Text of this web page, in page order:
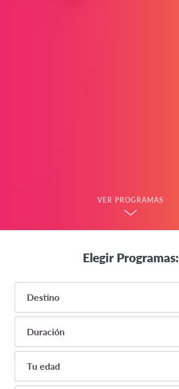
VER PROGRAMAS
Elegir Programas:
Destino
AMÉRICA LATINA
Duración
1-3 meses
10 meses
Tu edad